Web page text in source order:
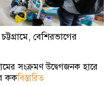
বেশিরভাগের
সংক্রমণ উদ্বেগজনক হারে
ককবিস্তারিত